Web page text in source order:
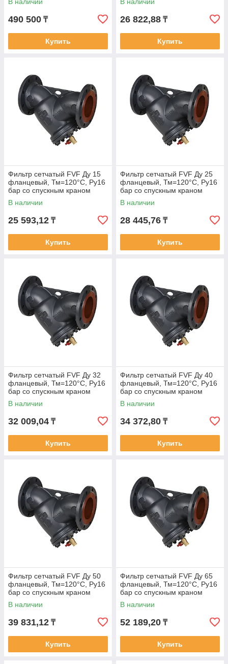
490 500 ₸
Купить
26 822,88 ₸
Купить
Фильтр сетчатый FVF Ду 15
фланцевый, Тм=120°С, Ру16
бар со спускным краном
В наличии
25 593,12 ₸
Купить
Фильтр сетчатый FVF Ду 25
фланцевый, Тм=120°С, Ру16
бар со спускным краном
В наличии
28 445,76 ₸
Купить
Фильтр сетчатый FVF Ду 32
фланцевый, Тм=120°С, Ру16
бар со спускным краном
В наличии
32 009,04 ₸
Купить
Фильтр сетчатый FVF Ду 40
фланцевый, Тм=120°С, Ру16
бар со спускным краном
В наличии
34 372,80 ₸
Купить
Фильтр сетчатый FVF Ду 50
фланцевый, Тм=120°С, Ру16
бар со спускным краном
В наличии
39 831,12 ₸
Купить
Фильтр сетчатый FVF Ду 65
фланцевый, Тм=120°С, Ру16
бар со спускным краном
В наличии
52 189,20 ₸
Купить